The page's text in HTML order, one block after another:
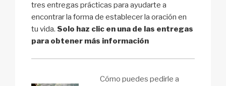
tres entregas prácticas para ayudarte a
encontrar la forma de establecer la oración en
tu vida. Solo haz clic en una de las entregas
para obtener más información
Cómo puedes pedirle a